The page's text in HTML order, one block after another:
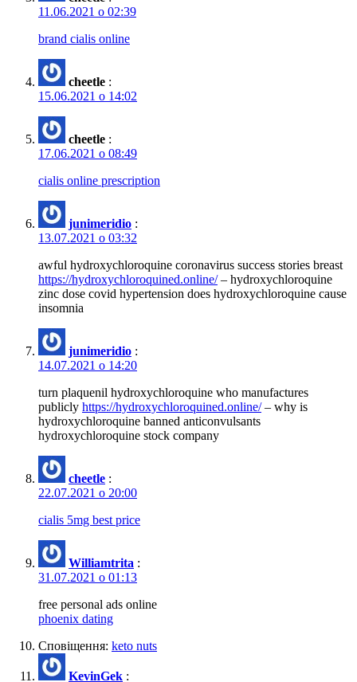
11.06.2021 о 02:39
brand cialis online
cheetle :
15.06.2021 о 14:02
cheetle :
17.06.2021 о 08:49
cialis online prescription
junimeridio :
13.07.2021 о 03:32
awful hydroxychloroquine coronavirus success stories breast
https://hydroxychloroquined.online/– hydroxychloroquine
zinc dose covid hypertension does hydroxychloroquine cause
insomnia
junimeridio :
14.07.2021 о 14:20
turn plaquenil hydroxychloroquine who manufactures
publicly https://hydroxychloroquined.online/– why is
hydroxychloroquine banned anticonvulsants
hydroxychloroquine stock company
cheetle :
22.07.2021 о 20:00
cialis 5mg best price
Williamtrita :
31.07.2021 о 01:13
free personal ads online
phoenix dating
Сповіщення: keto nuts
KevinGek :